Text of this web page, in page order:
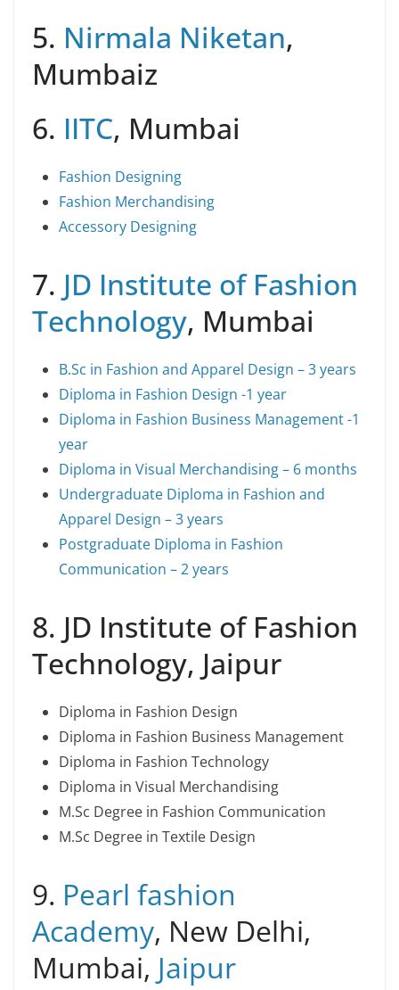
5. Nirmala Niketan,
Mumbaiz
6. IITC, Mumbai
Fashion Designing
Fashion Merchandising
Accessory Designing
7. JD Institute of Fashion
Technology, Mumbai
B.Sc in Fashion and Apparel Design – 3 years
Diploma in Fashion Design -1 year
Diploma in Fashion Business Management -1
year
Diploma in Visual Merchandising – 6 months
Undergraduate Diploma in Fashion and
Apparel Design – 3 years
Postgraduate Diploma in Fashion
Communication – 2 years
8. JD Institute of Fashion
Technology, Jaipur
Diploma in Fashion Design
Diploma in Fashion Business Management
Diploma in Fashion Technology
Diploma in Visual Merchandising
M.Sc Degree in Fashion Communication
M.Sc Degree in Textile Design
9. Pearl fashion
Academy, New Delhi,
Mumbai, Jaipur